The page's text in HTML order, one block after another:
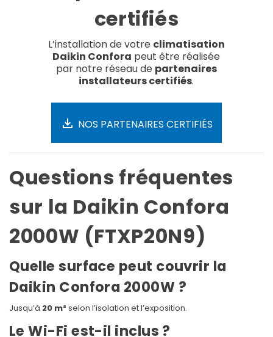
certifiés
L’installation de votre climatisation
Daikin Confora peut être réalisée
par notre réseau de partenaires
installateurs certifiés.
NOS PARTENAIRES CERTIFIÉS
Questions fréquentes
sur la Daikin Confora
2000W (FTXP20N9)
Quelle surface peut couvrir la
Daikin Confora 2000W ?
Jusqu’à 20 m² selon l’isolation et l’exposition.
Le Wi-Fi est-il inclus ?